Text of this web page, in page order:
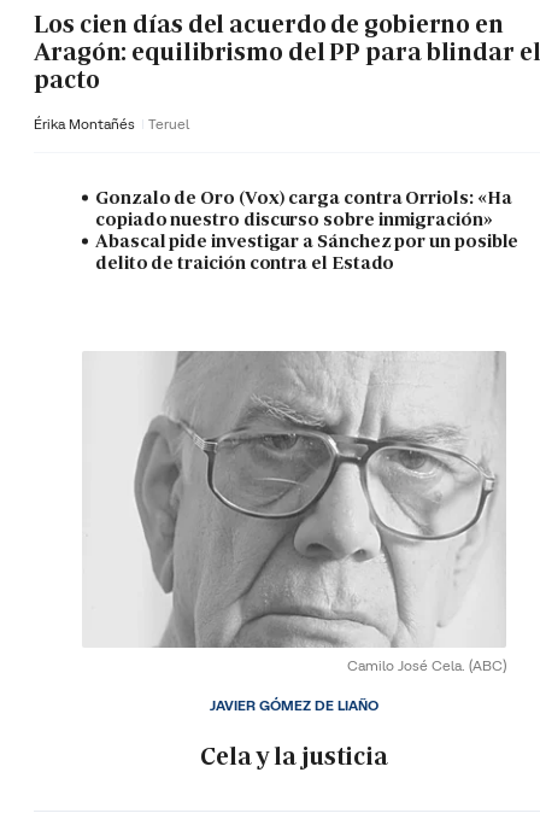
Los cien días del acuerdo de gobierno en
Aragón: equilibrismo del PP para blindar el
pacto
Érika Montañés Teruel
Gonzalo de Oro (Vox) carga contra Orriols: «Ha
copiado nuestro discurso sobre inmigración»
Abascal pide investigar a Sánchez por un posible
delito de traición contra el Estado
Camilo José Cela. (ABC)
Cela y la justicia
JAVIER GÓMEZ DE LIAÑO